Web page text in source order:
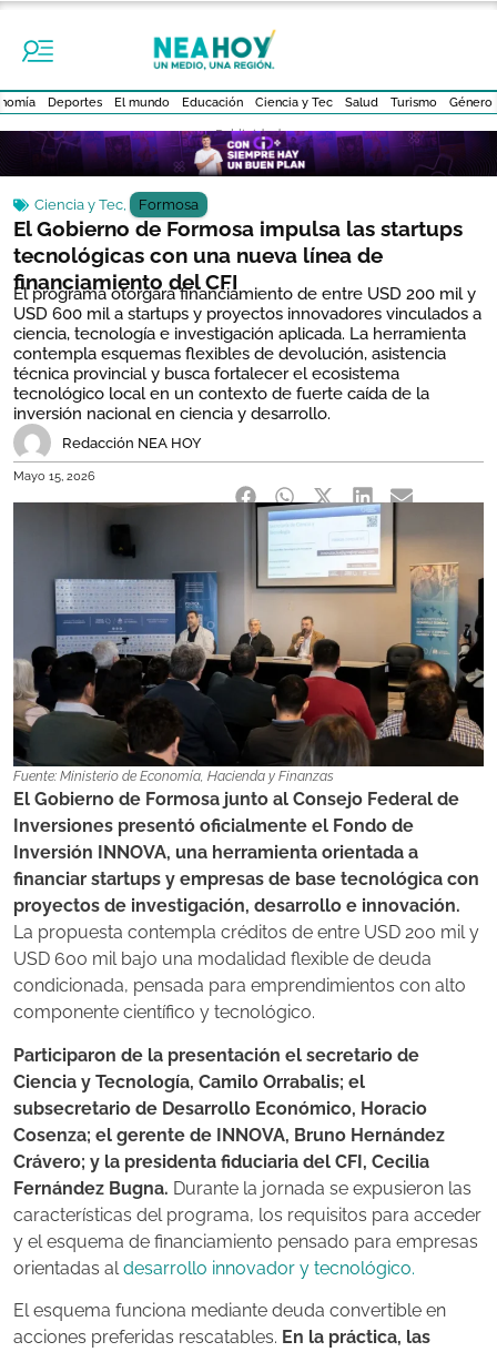
Deportes El mundo Educación Ciencia y Tec Salud Turismo Género
- Publicidad -
Ciencia y Tec, Formosa
El Gobierno de Formosa impulsa las startups
tecnológicas con una nueva línea de
financiamiento del CFI
El programa otorgará financiamiento de entre USD 200 mil y
USD 600 mil a startups y proyectos innovadores vinculados a
ciencia, tecnología e investigación aplicada. La herramienta
contempla esquemas flexibles de devolución, asistencia
técnica provincial y busca fortalecer el ecosistema
tecnológico local en un contexto de fuerte caída de la
inversión nacional en ciencia y desarrollo.
Redacción NEA HOY
Mayo 15, 2026
Fuente: Ministerio de Economía, Hacienda y Finanzas
El Gobierno de Formosa junto al Consejo Federal de
Inversiones presentó oficialmente el Fondo de
Inversión INNOVA, una herramienta orientada a
financiar startups y empresas de base tecnológica con
proyectos de investigación, desarrollo e innovación.
La propuesta contempla créditos de entre USD 200 mil y
USD 600 mil bajo una modalidad flexible de deuda
condicionada, pensada para emprendimientos con alto
componente científico y tecnológico.
Participaron de la presentación el secretario de
Ciencia y Tecnología, Camilo Orrabalis; el
subsecretario de Desarrollo Económico, Horacio
Cosenza; el gerente de INNOVA, Bruno Hernández
Crávero; y la presidenta fiduciaria del CFI, Cecilia
Fernández Bugna. Durante la jornada se expusieron las
características del programa, los requisitos para acceder
y el esquema de financiamiento pensado para empresas
orientadas aldesarrollo innovador y tecnológico.
El esquema funciona mediante deuda convertible en
acciones preferidas rescatables. En la práctica, las